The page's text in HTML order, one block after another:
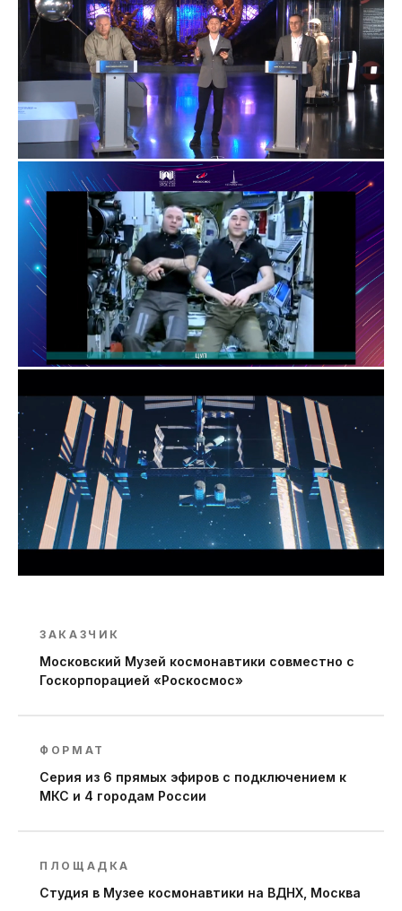
ЗАКАЗЧИК
Московский Музей космонавтики совместно с
Госкорпорацией «Роскосмос»
ФОРМАТ
Серия из 6 прямых эфиров с подключением к
МКС и 4 городам России
ПЛОЩАДКА
Студия в Музее космонавтики на ВДНХ, Москва